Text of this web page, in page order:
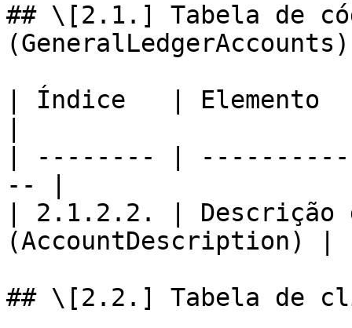
## \[2.1.] Tabela de
(GeneralLedgerAccounts)
| Índice   | Elemento
| -------- |
-- |
| 2.1.2.2. | Descrição
(AccountDescription) |
## \[2.2.] Tabela de